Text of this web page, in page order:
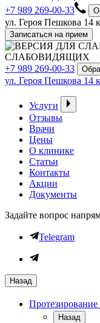
+7 989 269-00-33
ул. Героя Пешкова 14
Записаться на прием
СЛАБОВИДЯЩИХ
+7 989 269-00-33
ул. Героя Пешкова 14
Услуги
Отзывы
Врачи
Цены
О клинике
Статьи
Контакты
Акции
Документы
Задайте вопрос
Telegram
Назад
Протезирование
Назад